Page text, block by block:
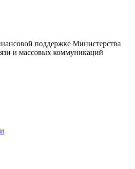
поддержке Министерства
и массовых коммуникаций